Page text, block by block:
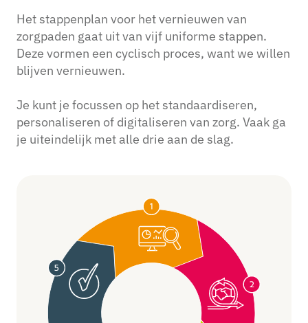
Het stappenplan voor het vernieuwen van
zorgpaden gaat uit van vijf uniforme stappen.
Deze vormen een cyclisch proces, want we willen
blijven vernieuwen.
Je kunt je focussen op het standaardiseren,
personaliseren of digitaliseren van zorg. Vaak ga
je uiteindelijk met alle drie aan de slag.